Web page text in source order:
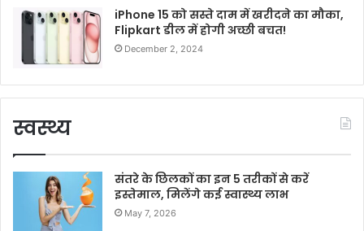
iPhone 15 को सस्ते दाम में खरीदने का मौका,
Flipkart डील में होगी अच्छी बचत!
December 2, 2024
स्वस्थ्य
संतरे के छिलकों का इन 5 तरीकों से करें
इस्तेमाल, मिलेंगे कई स्वास्थ्य लाभ
May 7, 2026